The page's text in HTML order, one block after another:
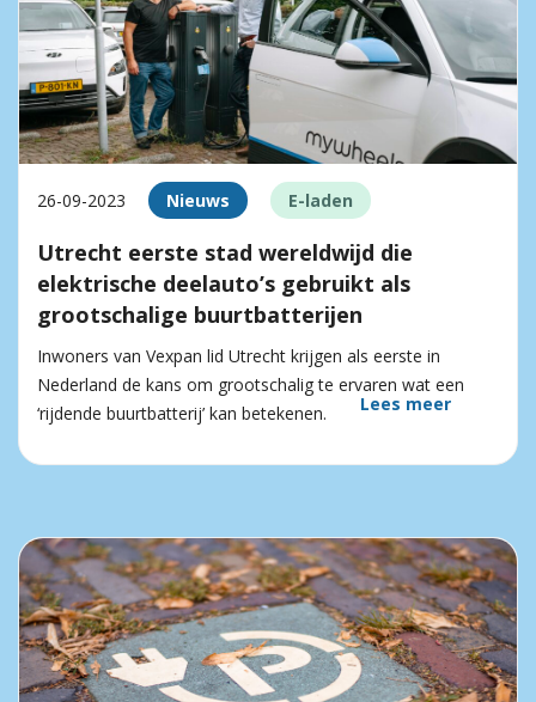
26-09-2023 Nieuws E-laden
Utrecht eerste stad wereldwijd die
elektrische deelauto’s gebruikt als
grootschalige buurtbatterijen
Inwoners van Vexpan lid Utrecht krijgen als eerste in
Nederland de kans om grootschalig te ervaren wat een
‘rijdende buurtbatterij’ kan betekenen.
Lees meer